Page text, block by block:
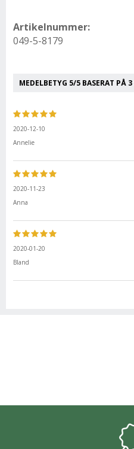
Artikelnummer:
049-5-8179
MEDELBETYG 5/5 BASERAT PÅ 3
2020-12-10
Annelie
2020-11-23
Anna
2020-01-20
Bland